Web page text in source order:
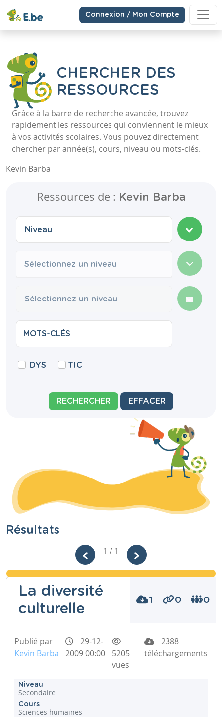
Connexion / Mon Compte
CHERCHER DES
RESSOURCES
Grâce à la barre de recherche avancée, trouvez
rapidement les ressources qui conviennent le mieux
à vos activités scolaires. Vous pouvez directement
chercher par année(s), cours, niveau ou mots-clés.
Kevin Barba
Ressources de : Kevin Barba
Sélectionnez un niveau
DYS TIC
RECHERCHER EFFACER
Résultats
1 / 1
La diversité
culturelle
1 0 0
Publié par
Kevin Barba
29-12-
2009 00:00
5205
vues
2388
téléchargements
Niveau
Secondaire
Cours
Sciences humaines